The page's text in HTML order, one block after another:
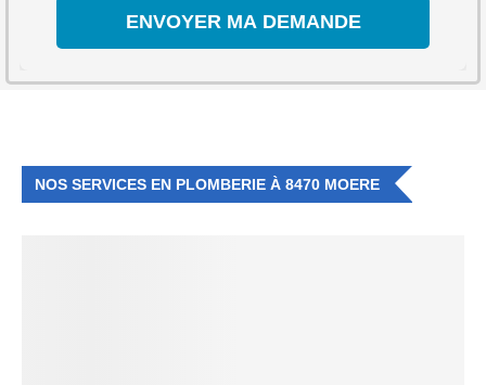
NOS SERVICES EN PLOMBERIE À 8470 MOERE